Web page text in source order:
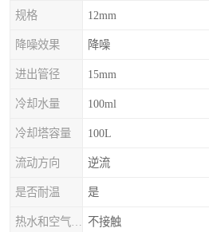
规格 12mm
降噪效果 降噪
进出管径 15mm
冷却水量 100ml
冷却塔容量 100L
流动方向 逆流
是否耐温 是
不接触